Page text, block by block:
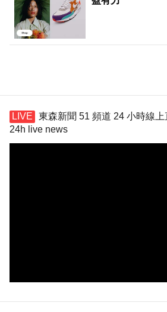
東森新聞 51 頻道 24 小時線
24h live news